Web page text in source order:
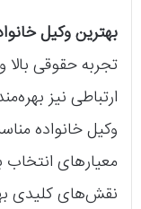
بهترین وکیل
تجربه حقوقی
ارتباطی نیز
وکیل خانواده
معیارهای انتخاب
نقش‌های کلیدی